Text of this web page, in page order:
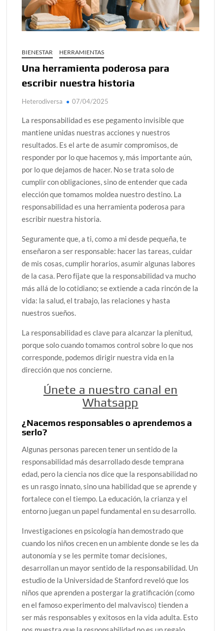
alcanzar
Día de Independencia 2026: de Patria Boba a Colombia
¿Podemos comunicarnos con seres de otros planos o
mundos?
generan las redes sociales
¿Cómo descubrir esa conexión energética de la sexualidad
sagrada?
BIENESTAR HERRAMIENTAS
Una herramienta poderosa para
escribir nuestra historia
Heterodiversa 07/04/2025
La responsabilidad es ese pegamento invisible que
mantiene unidas nuestras acciones y nuestros
resultados. Es el arte de asumir compromisos, de
responder por lo que hacemos y, más importante aún,
por lo que dejamos de hacer. No se trata solo de
cumplir con obligaciones, sino de entender que cada
elección que tomamos moldea nuestro destino. La
responsabilidad es una herramienta poderosa para
escribir nuestra historia.
Seguramente que, a ti, como a mi desde pequeña, te
enseñaron a ser responsable: hacer las tareas, cuidar
de mis cosas, cumplir horarios, asumir algunas labores
de la casa. Pero fíjate que la responsabilidad va mucho
más allá de lo cotidiano; se extiende a cada rincón de la
vida: la salud, el trabajo, las relaciones y hasta
nuestros sueños.
La responsabilidad es clave para alcanzar la plenitud,
porque solo cuando tomamos control sobre lo que nos
corresponde, podemos dirigir nuestra vida en la
dirección que nos concierne.
Únete a nuestro canal en
Whatsapp
¿Nacemos responsables o aprendemos a
serlo?
Algunas personas parecen tener un sentido de la
responsabilidad más desarrollado desde temprana
edad, pero la ciencia nos dice que la responsabilidad no
es un rasgo innato, sino una habilidad que se aprende y
fortalece con el tiempo. La educación, la crianza y el
entorno juegan un papel fundamental en su desarrollo.
Investigaciones en psicología han demostrado que
cuando los niños crecen en un ambiente donde se les da
autonomía y se les permite tomar decisiones,
desarrollan un mayor sentido de la responsabilidad. Un
estudio de la Universidad de Stanford reveló que los
niños que aprenden a postergar la gratificación (como
en el famoso experimento del malvavisco) tienden a
ser más responsables y exitosos en la vida adulta. Esto